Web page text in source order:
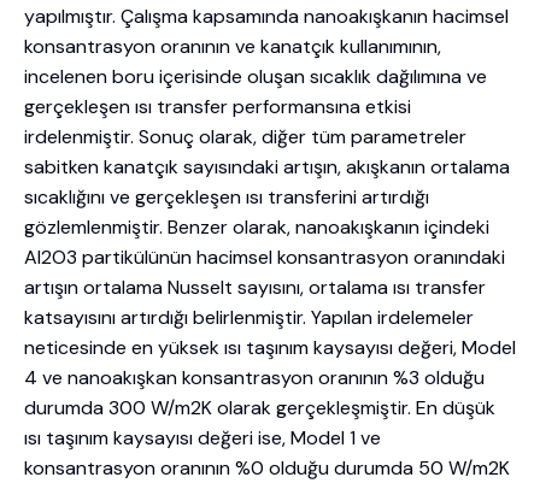
yapılmıştır. Çalışma kapsamında nanoakışkanın hacimsel
konsantrasyon oranının ve kanatçık kullanımının,
incelenen boru içerisinde oluşan sıcaklık dağılımına ve
gerçekleşen ısı transfer performansına etkisi
irdelenmiştir. Sonuç olarak, diğer tüm parametreler
sabitken kanatçık sayısındaki artışın, akışkanın ortalama
sıcaklığını ve gerçekleşen ısı transferini artırdığı
gözlemlenmiştir. Benzer olarak, nanoakışkanın içindeki
Al2O3 partikülünün hacimsel konsantrasyon oranındaki
artışın ortalama Nusselt sayısını, ortalama ısı transfer
katsayısını artırdığı belirlenmiştir. Yapılan irdelemeler
neticesinde en yüksek ısı taşınım kaysayısı değeri, Model
4 ve nanoakışkan konsantrasyon oranının %3 olduğu
durumda 300 W/m2K olarak gerçekleşmiştir. En düşük
ısı taşınım kaysayısı değeri ise, Model 1 ve
konsantrasyon oranının %0 olduğu durumda 50 W/m2K